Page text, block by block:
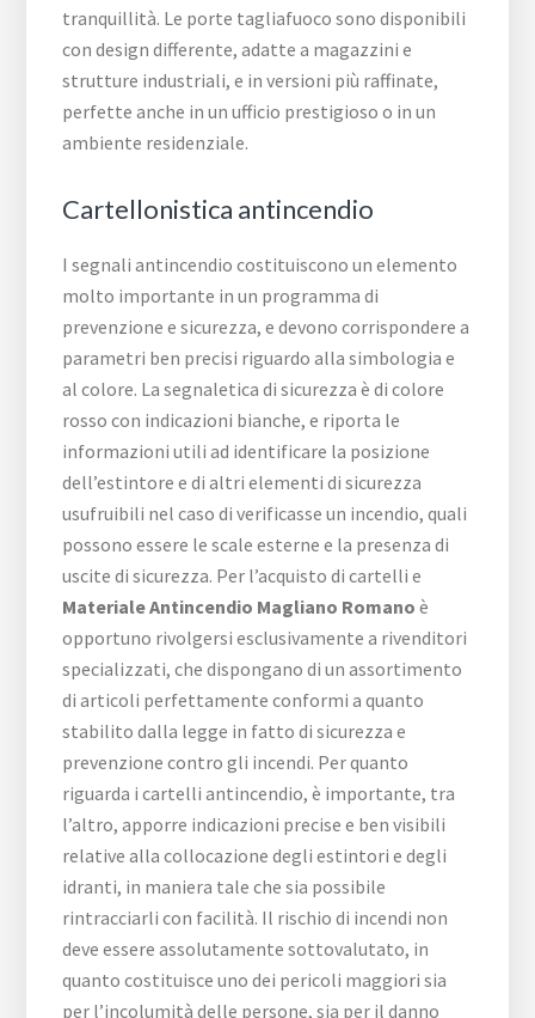
tranquillità. Le porte tagliafuoco sono disponibili
con design differente, adatte a magazzini e
strutture industriali, e in versioni più raffinate,
perfette anche in un ufficio prestigioso o in un
ambiente residenziale.
Cartellonistica antincendio
I segnali antincendio costituiscono un elemento
molto importante in un programma di
prevenzione e sicurezza, e devono corrispondere a
parametri ben precisi riguardo alla simbologia e
al colore. La segnaletica di sicurezza è di colore
rosso con indicazioni bianche, e riporta le
informazioni utili ad identificare la posizione
dell’estintore e di altri elementi di sicurezza
usufruibili nel caso di verificasse un incendio, quali
possono essere le scale esterne e la presenza di
uscite di sicurezza. Per l’acquisto di cartelli e
Materiale Antincendio Magliano Romano è
opportuno rivolgersi esclusivamente a rivenditori
specializzati, che dispongano di un assortimento
di articoli perfettamente conformi a quanto
stabilito dalla legge in fatto di sicurezza e
prevenzione contro gli incendi. Per quanto
riguarda i cartelli antincendio, è importante, tra
l’altro, apporre indicazioni precise e ben visibili
relative alla collocazione degli estintori e degli
idranti, in maniera tale che sia possibile
rintracciarli con facilità. Il rischio di incendi non
deve essere assolutamente sottovalutato, in
quanto costituisce uno dei pericoli maggiori sia
per l’incolumità delle persone, sia per il danno